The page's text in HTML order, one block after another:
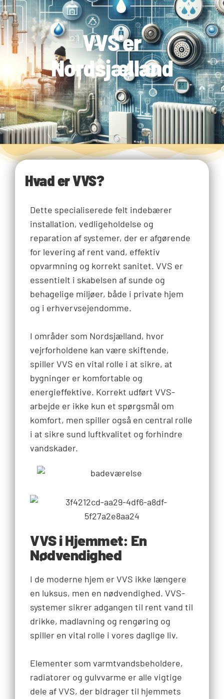
VVS'er
Nordsjælland
Hvad er VVS?
Dette specialiserede felt indebærer
installation, vedligeholdelse og
reparation af systemer, der er afgørende
for levering af rent vand, effektiv
opvarmning og korrekt sanitet. VVS er
essentielt i skabelsen af sunde og
behagelige miljøer, både i private hjem
og i erhvervsejendomme.
I områder som Nordsjælland, hvor
vejrforholdene kan være skiftende,
spiller VVS en vital rolle i at sikre, at
bygninger er komfortable og
energieffektive. Korrekt udført VVS-
arbejde er ikke kun et spørgsmål om
komfort, men spiller også en central rolle
i at sikre sund luftkvalitet og forhindre
vandskader.
VVS i Hjemmet: En
Nødvendighed
I de moderne hjem er VVS ikke længere
en luksus, men en nødvendighed. VVS-
systemer sikrer adgangen til rent vand til
drikke, madlavning og rengøring og
spiller en vital rolle i vores daglige liv.
Elementer som varmtvandsbeholdere,
radiatorer og gulvvarme er alle vigtige
dele af VVS, der bidrager til hjemmets